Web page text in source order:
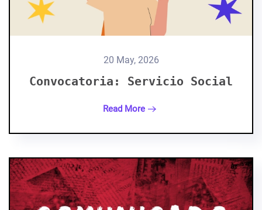
20 May, 2026
Convocatoria: Servicio Social
Read More